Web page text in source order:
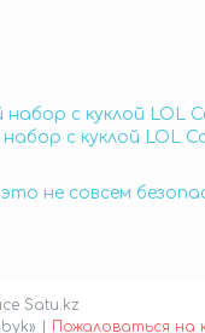
с куклой LOL
с куклой LOL
не совсем
Satu.kz
Пожаловаться на